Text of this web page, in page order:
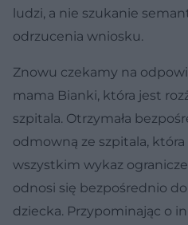
ludzi, a nie szukanie
odrzucenia wniosku.
Znowu czekamy na
mama Bianki, która jest
szpitala. Otrzymała
odmowną ze szpitala,
wszystkim wykaz
odnosi się bezpośrednio
dziecka. Przypominając o